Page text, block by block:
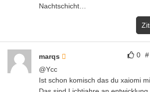
Nachtschicht…
0 #
marqs
@Ycc
Ist schon komisch das du xaiomi